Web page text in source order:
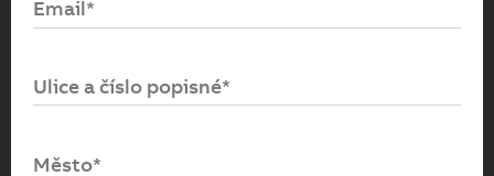
Email*
Ulice a číslo popisné*
Město*